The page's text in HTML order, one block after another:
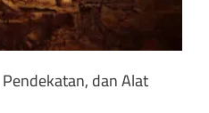
dan Alat